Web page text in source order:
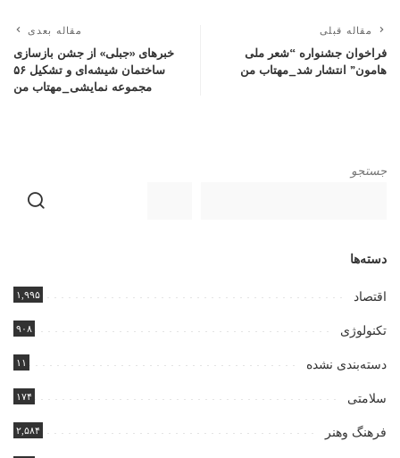
مقاله قبلی
فراخوان جشنواره “شعر ملی
هامون” انتشار شد_مهتاب من
مقاله بعدی
خبرهای «جبلی» از جشن بازسازی
ساختمان شیشه‌ای و تشکیل ۵۶
مجموعه نمایشی_مهتاب من
جستجو
دسته‌ها
اقتصاد ۱,۹۹۵
تکنولوژی ۹۰۸
دسته‌بندی نشده ۱۱
سلامتی ۱۷۴
فرهنگ وهنر ۲,۵۸۴